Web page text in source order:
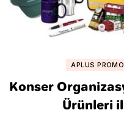
APLUS
Konser
Ürünleri